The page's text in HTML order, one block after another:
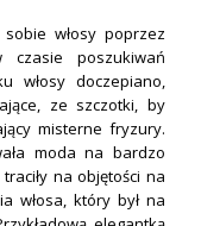
włosy poprzez
czasie poszukiwań
włosy doczepiano,
ze szczotki, by
misterne fryzury.
moda na bardzo
na objętości na
włosa, który był na